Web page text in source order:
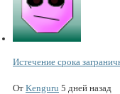
Истечение срока
От Kenguru 5 дней назад